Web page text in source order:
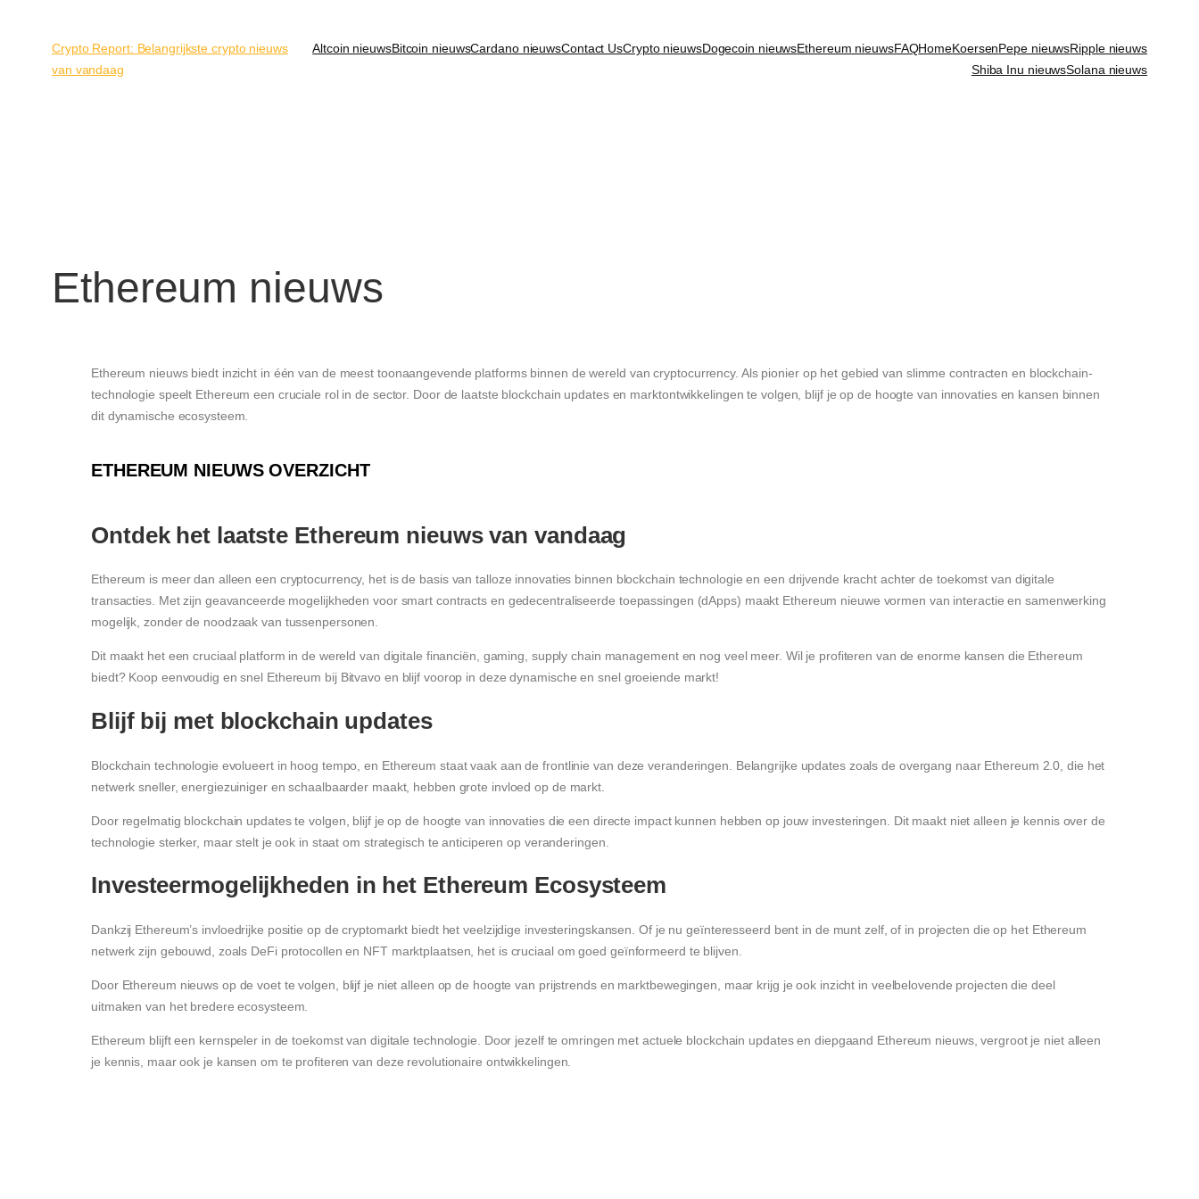
Crypto Report: Belangrijkste crypto nieuws
van vandaag
Altcoin nieuwsBitcoin nieuwsCardano nieuwsContact UsCrypto nieuwsDogecoin nieuwsEthereum nieuwsFAQHomeKoersenPepe nieuwsRipple nieuws
Shiba Inu nieuwsSolana nieuws
Ethereum nieuws
Ethereum nieuws biedt inzicht in één van de meest toonaangevende platforms binnen de wereld van cryptocurrency. Als pionier op het gebied van slimme contracten en blockchain-
technologie speelt Ethereum een cruciale rol in de sector. Door de laatste blockchain updates en marktontwikkelingen te volgen, blijf je op de hoogte van innovaties en kansen binnen
dit dynamische ecosysteem.
ETHEREUM NIEUWS OVERZICHT
Ontdek het laatste Ethereum nieuws van vandaag
Ethereum is meer dan alleen een cryptocurrency, het is de basis van talloze innovaties binnen blockchain technologie en een drijvende kracht achter de toekomst van digitale
transacties. Met zijn geavanceerde mogelijkheden voor smart contracts en gedecentraliseerde toepassingen (dApps) maakt Ethereum nieuwe vormen van interactie en samenwerking
mogelijk, zonder de noodzaak van tussenpersonen.
Dit maakt het een cruciaal platform in de wereld van digitale financiën, gaming, supply chain management en nog veel meer. Wil je profiteren van de enorme kansen die Ethereum
biedt? Koop eenvoudig en snel Ethereum bij Bitvavo en blijf voorop in deze dynamische en snel groeiende markt!
Blijf bij met blockchain updates
Blockchain technologie evolueert in hoog tempo, en Ethereum staat vaak aan de frontlinie van deze veranderingen. Belangrijke updates zoals de overgang naar Ethereum 2.0, die het
netwerk sneller, energiezuiniger en schaalbaarder maakt, hebben grote invloed op de markt.
Door regelmatig blockchain updates te volgen, blijf je op de hoogte van innovaties die een directe impact kunnen hebben op jouw investeringen. Dit maakt niet alleen je kennis over de
technologie sterker, maar stelt je ook in staat om strategisch te anticiperen op veranderingen.
Investeermogelijkheden in het Ethereum Ecosysteem
Dankzij Ethereum’s invloedrijke positie op de cryptomarkt biedt het veelzijdige investeringskansen. Of je nu geïnteresseerd bent in de munt zelf, of in projecten die op het Ethereum
netwerk zijn gebouwd, zoals DeFi protocollen en NFT marktplaatsen, het is cruciaal om goed geïnformeerd te blijven.
Door Ethereum nieuws op de voet te volgen, blijf je niet alleen op de hoogte van prijstrends en marktbewegingen, maar krijg je ook inzicht in veelbelovende projecten die deel
uitmaken van het bredere ecosysteem.
Ethereum blijft een kernspeler in de toekomst van digitale technologie. Door jezelf te omringen met actuele blockchain updates en diepgaand Ethereum nieuws, vergroot je niet alleen
je kennis, maar ook je kansen om te profiteren van deze revolutionaire ontwikkelingen.